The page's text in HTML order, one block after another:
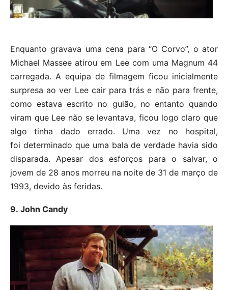
Enquanto gravava uma cena para “O Corvo”, o ator
Michael Massee atirou em Lee com uma Magnum 44
carregada. A equipa de filmagem ficou inicialmente
surpresa ao ver Lee cair para trás e não para frente,
como estava escrito no guião, no entanto quando
viram que Lee não se levantava, ficou logo claro que
algo tinha dado errado. Uma vez no hospital,
foi determinado que uma bala de verdade havia sido
disparada. Apesar dos esforços para o salvar, o
jovem de 28 anos morreu na noite de 31 de março de
1993, devido às feridas.
9. John Candy